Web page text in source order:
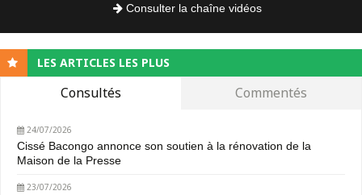
Consulter la chaîne vidéos
LES ARTICLES LES PLUS
Consultés Commentés
24/07/2026
Cissé Bacongo annonce son soutien à la rénovation de la
Maison de la Presse
23/07/2026